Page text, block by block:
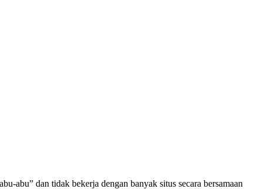
abu” dan tidak bekerja dengan banyak situs secara bersamaan